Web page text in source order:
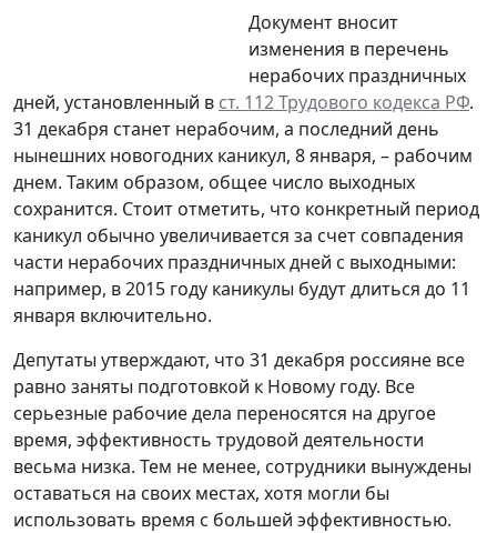
Документ вносит
изменения в перечень
нерабочих праздничных
дней, установленный в ст. 112 Трудового кодекса РФ.
31 декабря станет нерабочим, а последний день
нынешних новогодних каникул, 8 января, – рабочим
днем. Таким образом, общее число выходных
сохранится. Стоит отметить, что конкретный период
каникул обычно увеличивается за счет совпадения
части нерабочих праздничных дней с выходными:
например, в 2015 году каникулы будут длиться до 11
января включительно.
Депутаты утверждают, что 31 декабря россияне все
равно заняты подготовкой к Новому году. Все
серьезные рабочие дела переносятся на другое
время, эффективность трудовой деятельности
весьма низка. Тем не менее, сотрудники вынуждены
оставаться на своих местах, хотя могли бы
использовать время с большей эффективностью.